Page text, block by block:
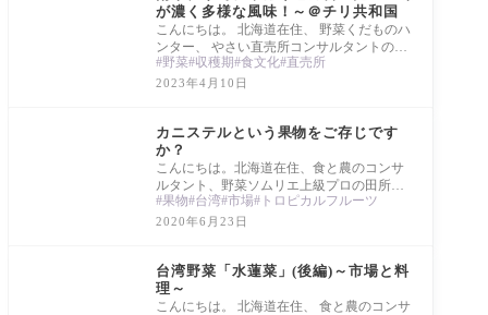
が濃く多様な風味！～＠チリ共和国
こんにちは。 北海道在住、 野菜くだものハ
ンター、 やさい直売所コンサルタントの田
所かおりです。 1月に地球の裏側にある チ
リ共
野菜 収穫期 食文化 直売所
2023年4月10日
カニステルという果物をご存じです
か？
こんにちは。北海道在住、食と農のコンサ
ルタント、野菜ソムリエ上級プロの田所か
おりです。 今日は台湾で出会ったカニステ
ルを
果物 台湾 市場 トロピカルフルーツ
2020年6月23日
台湾野菜「水蓮菜」(後編)～市場と料
理～
こんにちは。 北海道在住、 食と農のコンサ